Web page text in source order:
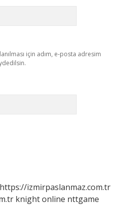
için adım, e-posta adresim
https://izmirpaslanmaz.com.tr
knight online nttgame